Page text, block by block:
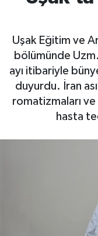
Uşak Eğitim ve
bölümünde
ayı itibariyle
duyurdu. İran
romatizmaları
hasta